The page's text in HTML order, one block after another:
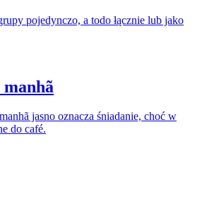
pojedynczo, a todo łącznie lub jako
manhã
jasno oznacza śniadanie, choć w
do café.